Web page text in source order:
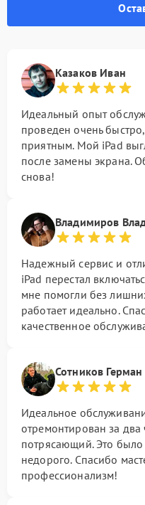
Казаков Иван
Идеальный опыт
проведен очень
приятным. Мой iPad
после замены экрана.
снова!
Владимиров
Надежный сервис и
iPad перестал
мне помогли без
работает идеально.
качественное
Сотников Герман
Идеальное
отремонтирован за два
потрясающий. Это
недорого. Спасибо
профессионализм!